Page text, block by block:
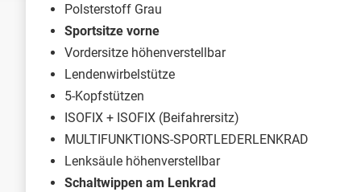
Polsterstoff Grau
Sportsitze vorne
Vordersitze höhenverstellbar
Lendenwirbelstütze
5-Kopfstützen
ISOFIX + ISOFIX (Beifahrersitz)
MULTIFUNKTIONS-SPORTLEDERLENKRAD
Lenksäule höhenverstellbar
Schaltwippen am Lenkrad